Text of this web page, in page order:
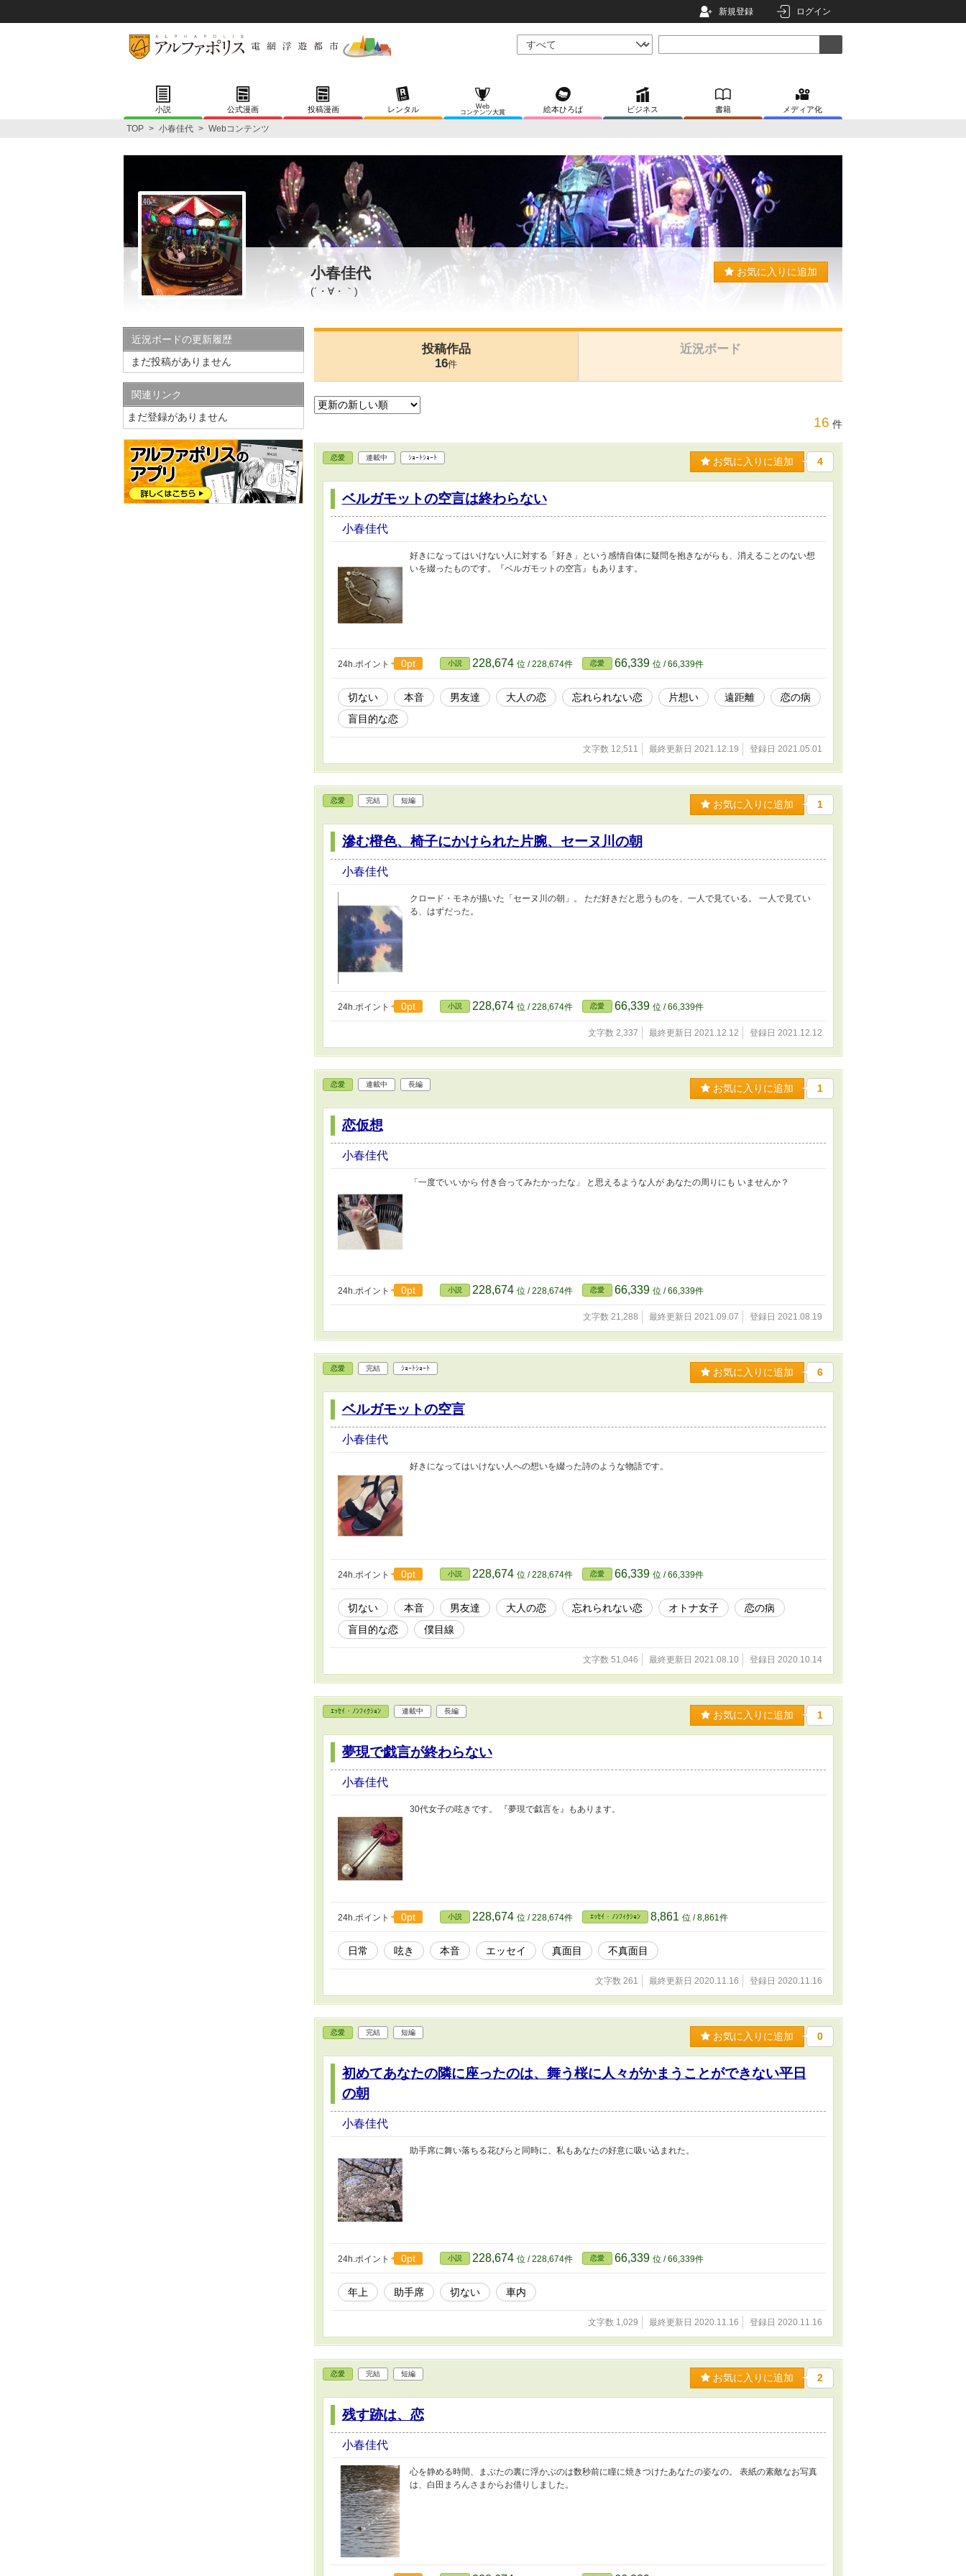
新規登録 ログイン
小説 公式漫画 投稿漫画 レンタル
Web
コンテンツ大賞
絵本ひろば ビジネス 書籍 メディア化
TOP > 小春佳代 > Webコンテンツ
小春佳代
(´・∀・｀)
お気に入りに追加
投稿作品
16件
近況ボード
16 件
恋愛 連載中 ｼｮｰﾄｼｮｰﾄ お気に入りに追加 4
ベルガモットの空言は終わらない
小春佳代
好きになってはいけない人に対する「好き」という感情自体に疑問を抱きながらも、消えることのない想
いを綴ったものです。『ベルガモットの空言』もあります。
24h.ポイント 0pt 小説 228,674 位 / 228,674件 恋愛 66,339 位 / 66,339件
切ない 本音 男友達 大人の恋 忘れられない恋 片想い 遠距離
恋の病
盲目的な恋
文字数 12,511 最終更新日 2021.12.19 登録日 2021.05.01
恋愛 完結 短編 お気に入りに追加 1
滲む橙色、椅子にかけられた片腕、セーヌ川の朝
小春佳代
クロード・モネが描いた「セーヌ川の朝」。 ただ好きだと思うものを、一人で見ている。 一人で見てい
る、はずだった。
24h.ポイント 0pt 小説 228,674 位 / 228,674件 恋愛 66,339 位 / 66,339件
文字数 2,337 最終更新日 2021.12.12 登録日 2021.12.12
恋愛 連載中 長編 お気に入りに追加 1
恋仮想
小春佳代
「一度でいいから 付き合ってみたかったな」 と思えるような人が あなたの周りにも いませんか？
24h.ポイント 0pt 小説 228,674 位 / 228,674件 恋愛 66,339 位 / 66,339件
文字数 21,288 最終更新日 2021.09.07 登録日 2021.08.19
恋愛 完結 ｼｮｰﾄｼｮｰﾄ お気に入りに追加 6
ベルガモットの空言
小春佳代
好きになってはいけない人への想いを綴った詩のような物語です。
24h.ポイント 0pt 小説 228,674 位 / 228,674件 恋愛 66,339 位 / 66,339件
切ない 本音 男友達 大人の恋 忘れられない恋 オトナ女子
恋の病
盲目的な恋
僕目線
文字数 51,046 最終更新日 2021.08.10 登録日 2020.10.14
ｴｯｾｲ・ﾉﾝﾌｨｸｼｮﾝ 連載中 長編 お気に入りに追加 1
夢現で戯言が終わらない
小春佳代
30代女子の呟きです。 『夢現で戯言を』もあります。
24h.ポイント 0pt 小説 228,674 位 / 228,674件 ｴｯｾｲ・ﾉﾝﾌｨｸｼｮﾝ 8,861 位 / 8,861件
日常 呟き 本音 エッセイ 真面目 不真面目
文字数 261 最終更新日 2020.11.16 登録日 2020.11.16
恋愛 完結 短編 お気に入りに追加 0
初めてあなたの隣に座ったのは、舞う桜に人々がかまうことができない平日
の朝
小春佳代
助手席に舞い落ちる花びらと同時に、私もあなたの好意に吸い込まれた。
24h.ポイント 0pt 小説 228,674 位 / 228,674件 恋愛 66,339 位 / 66,339件
年上 助手席 切ない 車内
文字数 1,029 最終更新日 2020.11.16 登録日 2020.11.16
恋愛 完結 短編 お気に入りに追加 2
残す跡は、恋
小春佳代
心を静める時間、まぶたの裏に浮かぶのは数秒前に瞳に焼きつけたあなたの姿なの。 表紙の素敵なお写真
は、白田まろんさまからお借りしました。
近況ボードの更新履歴
まだ投稿がありません
関連リンク
まだ登録がありません